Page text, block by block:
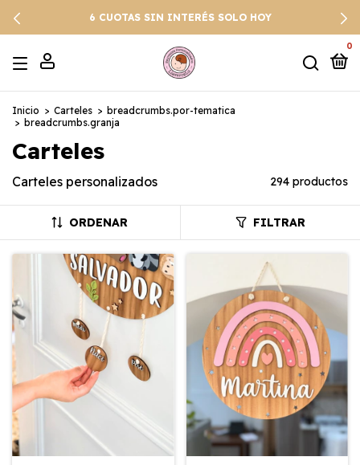
6 CUOTAS SIN INTERÉS SOLO HOY
0
Inicio > Carteles > breadcrumbs.por-tematica
> breadcrumbs.granja
Carteles
Carteles personalizados 294 productos
ORDENAR FILTRAR